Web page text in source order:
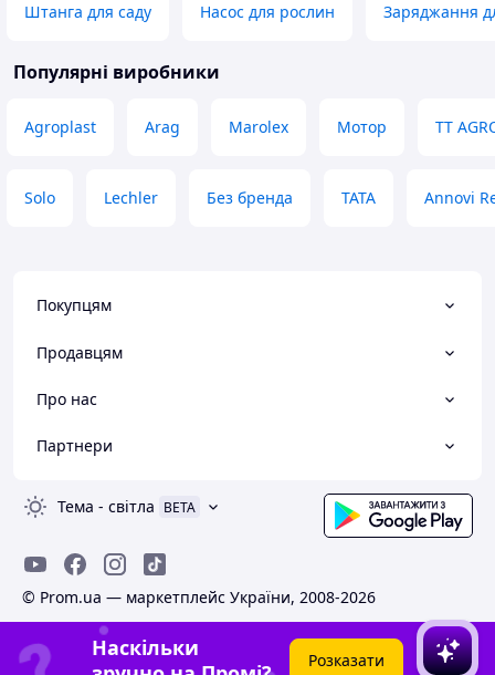
Штанга для саду Насос для рослин Заряджання
Популярні виробники
Agroplast Arag Marolex Мотор TT
Solo Lechler Без бренда TATA Annovi
Покупцям
Продавцям
Про нас
Партнери
Тема - світла BETA
© Prom.ua — маркетплейс України, 2008-2026
Наскільки
Розказати